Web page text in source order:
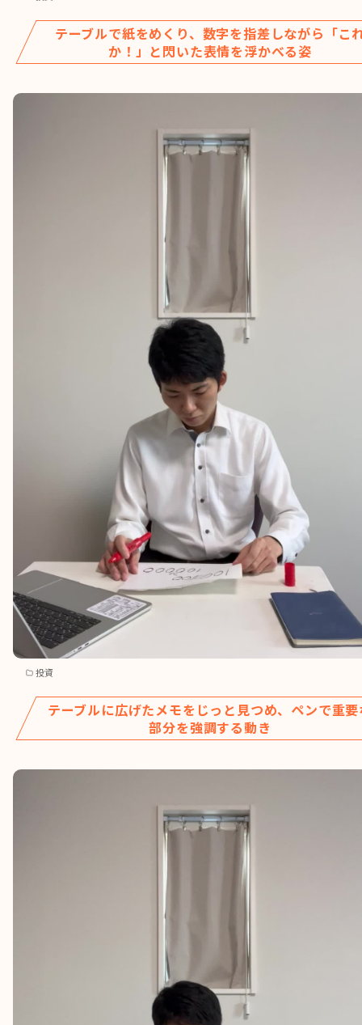
テーブルで紙をめくり、数字を指差しながら「こ
か！」と閃いた表情を浮かべる姿
投資
テーブルに広げたメモをじっと見つめ、ペンで重
部分を強調する動き